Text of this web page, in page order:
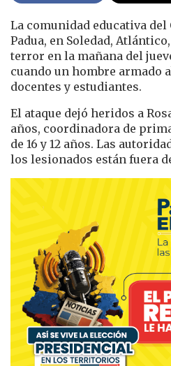
La comunidad educativa del
Padua, en Soledad,
terror en la mañana del
cuando un hombre armado
docentes y estudiantes.
El ataque dejó heridos a
años, coordinadora de
de 16 y 12 años. Las
los lesionados están fuera